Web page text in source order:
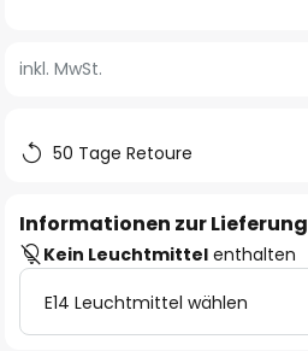
springen
inkl. MwSt.
50 Tage Retoure
Informationen zur Lieferung
Kein Leuchtmittel enthalten
E14 Leuchtmittel wählen